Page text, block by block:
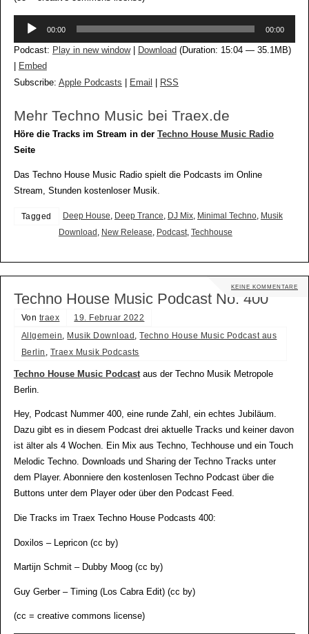
Audio-
00:00 00:00
Podcast: Play in new window| Download (Duration: 15:04 — 35.1MB)
Embed
Subscribe: Apple Podcasts Email RSS
Mehr Techno Music bei Traex.de
Höre die Tracks im Stream in der Techno House Music Radio
Seite
Das Techno House Music Radio spielt die Podcasts im Online
Stream, Stunden kostenloser Musik.
Tagged Deep House, Deep Trance, DJ Mix, Minimal Techno, Musik
Download , New Release, Podcast, Techhouse
KEINE KOMMENTARE
Techno House Music Podcast No. 400
Von traex
19. Februar 2022
Allgemein, Musik Download,Techno House Music Podcast aus
Berlin , Traex Musik Podcasts
Techno House Music Podcastaus der Techno Musik Metropole
Berlin.
Hey, Podcast Nummer 400, eine runde Zahl, ein echtes Jubiläum.
Dazu gibt es in diesem Podcast drei aktuelle Tracks und keiner davon
ist älter als 4 Wochen. Ein Mix aus Techno, Techhouse und ein Touch
Melodic Techno. Downloads und Sharing der Techno Tracks unter
dem Player. Abonniere den kostenlosen Techno Podcast über die
Buttons unter dem Player oder über den Podcast Feed.
Die Tracks im Traex Techno House Podcasts 400:
Doxilos – Lepricon (cc by)
Martijn Schmit – Dubby Moog (cc by)
Guy Gerber – Timing (Los Cabra Edit) (cc by)
(cc = creative commons license)